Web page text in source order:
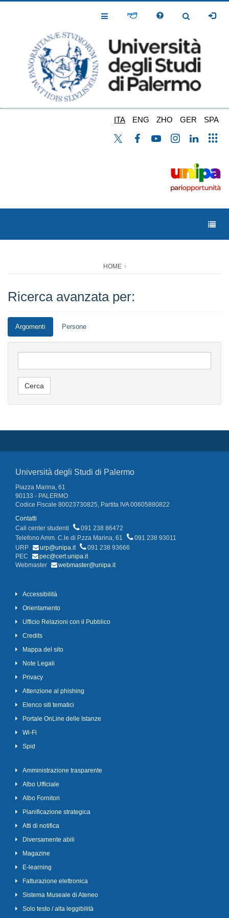
Toggle
Toggle
ITA ENG ZHO GER SPA
HOME
Ricerca avanzata per:
Argomenti Persone
Università degli Studi di Palermo
Piazza Marina, 61
90133 - PALERMO
Codice Fiscale 80023730825, Partita IVA 00605880822
Contatti
Call center studenti
091 238 86472
Telefono Amm. C.le di P.zza Marina, 61
091 238 93011
URP
urp@unipa.it
091 238 93666
PEC
pec@cert.unipa.it
Webmaster
webmaster@unipa.it
Accessibilità
Orientamento
Ufficio Relazioni con il Pubblico
Credits
Mappa del sito
Note Legali
Privacy
Attenzione al phishing
Elenco siti tematici
Portale OnLine delle Istanze
Wi-Fi
Spid
Amministrazione trasparente
Albo Ufficiale
Albo Fornitori
Pianificazione strategica
Atti di notifica
Diversamente abili
Magazine
E-learning
Fatturazione elettronica
Sistema Museale di Ateneo
Solo testo / alta leggibilità